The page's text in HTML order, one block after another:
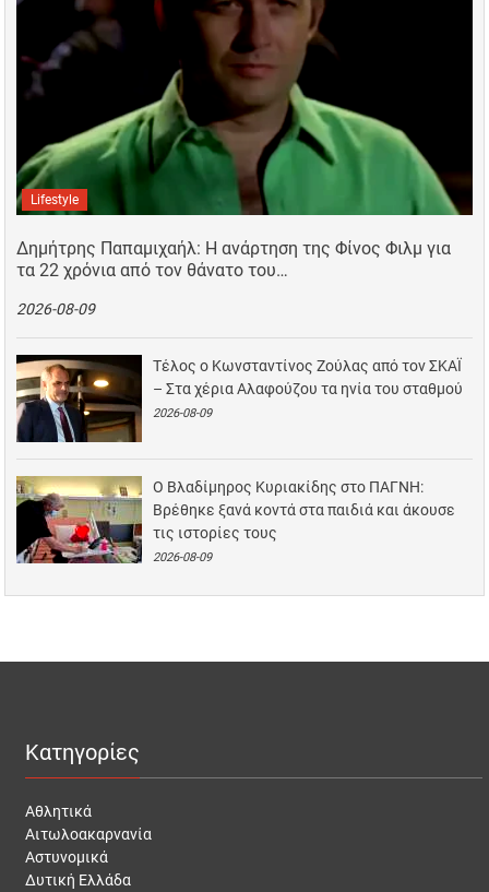
Lifestyle
Δημήτρης Παπαμιχαήλ: Η ανάρτηση της Φίνος Φιλμ για
τα 22 χρόνια από τον θάνατο του…
2026-08-09
Τέλος ο Κωνσταντίνος Ζούλας από τον ΣΚΑΪ
– Στα χέρια Αλαφούζου τα ηνία του σταθμού
2026-08-09
Ο Βλαδίμηρος Κυριακίδης στο ΠΑΓΝΗ:
Βρέθηκε ξανά κοντά στα παιδιά και άκουσε
τις ιστορίες τους
2026-08-09
Κατηγορίες
Αθλητικά
Αιτωλοακαρνανία
Αστυνομικά
Δυτική Ελλάδα